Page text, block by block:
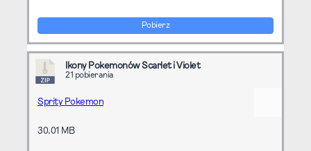
Pobierz
Ikony Pokemonów Scarlet i Violet
21 pobierania
Sprity Pokemon
30.01 MB